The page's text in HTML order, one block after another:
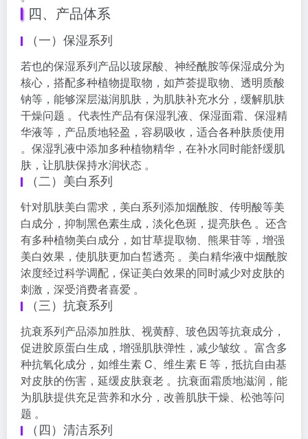
四、产品体系
（一）保湿系列
若也的保湿系列产品以玻尿酸、神经酰胺等保湿成分为
核心，搭配多种植物提取物，如芦荟提取物、透明质酸
钠等，能够深层滋润肌肤，为肌肤补充水分，缓解肌肤
干燥问题 。代表性产品有保湿乳液、保湿面霜、保湿精
华液等，产品质地轻盈，容易吸收，适合各种肤质使用
。保湿乳液中添加多种植物精华，在补水同时能舒缓肌
肤，让肌肤保持水润状态 。
（二）美白系列
针对肌肤美白需求，美白系列添加烟酰胺、传明酸等美
白成分，抑制黑色素生成，淡化色斑，提亮肤色 。还含
有多种植物美白成分，如甘草提取物、熊果苷等，增强
美白效果，使肌肤更加白皙透亮 。美白精华液中烟酰胺
浓度经过科学调配，保证美白效果的同时减少对皮肤的
刺激，深受消费者喜爱 。
（三）抗衰系列
抗衰系列产品添加胜肽、视黄醇、玻色因等抗衰成分，
促进胶原蛋白生成，增强肌肤弹性，减少皱纹 。富含多
种抗氧化成分，如维生素 C、维生素 E 等，抵抗自由基
对皮肤的伤害，延缓皮肤衰老 。抗衰面霜质地滋润，能
为肌肤提供充足营养和水分，改善肌肤干燥、松弛等问
题 。
（四）清洁系列